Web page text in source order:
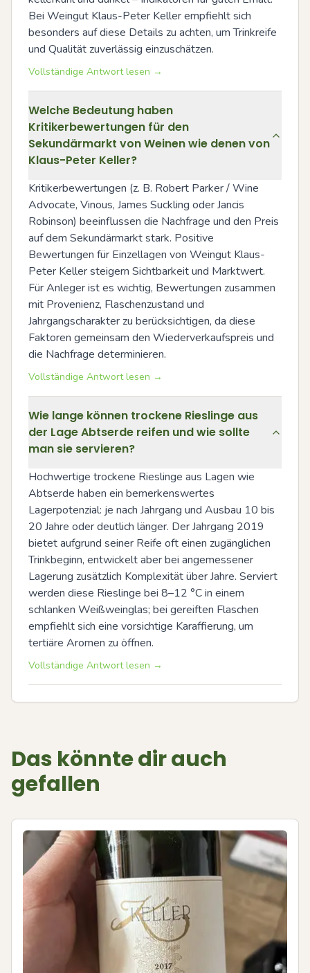
Bei Weingut Klaus-Peter Keller empfiehlt sich
besonders auf diese Details zu achten, um Trinkreife
und Qualität zuverlässig einzuschätzen.
Vollständige Antwort lesen →
Welche Bedeutung haben
Kritikerbewertungen für den
Sekundärmarkt von Weinen wie denen von
Klaus-Peter Keller?
Kritikerbewertungen (z. B. Robert Parker / Wine
Advocate, Vinous, James Suckling oder Jancis
Robinson) beeinflussen die Nachfrage und den Preis
auf dem Sekundärmarkt stark. Positive
Bewertungen für Einzellagen von Weingut Klaus-
Peter Keller steigern Sichtbarkeit und Marktwert.
Für Anleger ist es wichtig, Bewertungen zusammen
mit Provenienz, Flaschenzustand und
Jahrgangscharakter zu berücksichtigen, da diese
Faktoren gemeinsam den Wiederverkaufspreis und
die Nachfrage determinieren.
Vollständige Antwort lesen →
Wie lange können trockene Rieslinge aus
der Lage Abtserde reifen und wie sollte
man sie servieren?
Hochwertige trockene Rieslinge aus Lagen wie
Abtserde haben ein bemerkenswertes
Lagerpotenzial: je nach Jahrgang und Ausbau 10 bis
20 Jahre oder deutlich länger. Der Jahrgang 2019
bietet aufgrund seiner Reife oft einen zugänglichen
Trinkbeginn, entwickelt aber bei angemessener
Lagerung zusätzlich Komplexität über Jahre. Serviert
werden diese Rieslinge bei 8–12 °C in einem
schlanken Weißweinglas; bei gereiften Flaschen
empfiehlt sich eine vorsichtige Karaffierung, um
tertiäre Aromen zu öffnen.
Vollständige Antwort lesen →
Das könnte dir auch
gefallen